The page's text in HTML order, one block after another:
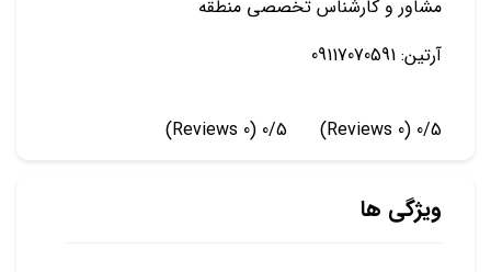
مشاور و کارشناس تخصصی منطقه
آرتین: 09117070591
0/5
(0 Reviews)
0/5
(0 Reviews)
ویژگی ها